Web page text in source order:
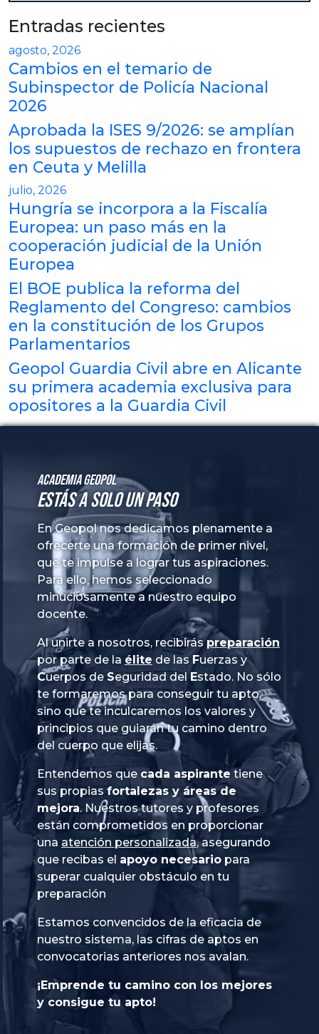
Entradas recientes
agosto, 2026
Cambios en el temario de
Subinspector de Policía Nacional
2026
Aprobada la ISES 9/2026: se amplían
los supuestos de rechazo en frontera
en Ceuta y Melilla
julio, 2026
Hungría se incorpora a la Fiscalía
Europea: un paso más en la
cooperación judicial de la Unión
Europea
El BOE publica la reforma del
Reglamento del Congreso: cambios
en la constitución de los Grupos
Parlamentarios
Geopol Guardia Civil abre en Alicante
su primera academia exclusiva para
opositores a la Guardia Civil
Academia GeoPol
Estás a solo un paso
En Geopol nos dedicamos plenamente a
ofrecerte una formación de primer nivel,
que te impulse a lograr tus aspiraciones.
Para ello, hemos seleccionado
minuciosamente a nuestro equipo
docente.
Al unirte a nosotros, recibiráspreparación
por parte de la élite de las Fuerzas y
Cuerpos de Seguridad del Estado. No sólo
te formaremos para conseguir tu apto,
sino que te inculcaremos los valores y
principios que guiarán tu camino dentro
del cuerpo que elijas.
Entendemos que cada aspirante tiene
sus propias fortalezas y áreas de
mejora. Nuestros tutores y profesores
están comprometidos en proporcionar
una atención personalizada, asegurando
que recibas el apoyo necesario para
superar cualquier obstáculo en tu
preparación
Estamos convencidos de la eficacia de
nuestro sistema, las cifras de aptos en
convocatorias anteriores nos avalan.
¡Emprende tu camino con los mejores
y consigue tu apto!